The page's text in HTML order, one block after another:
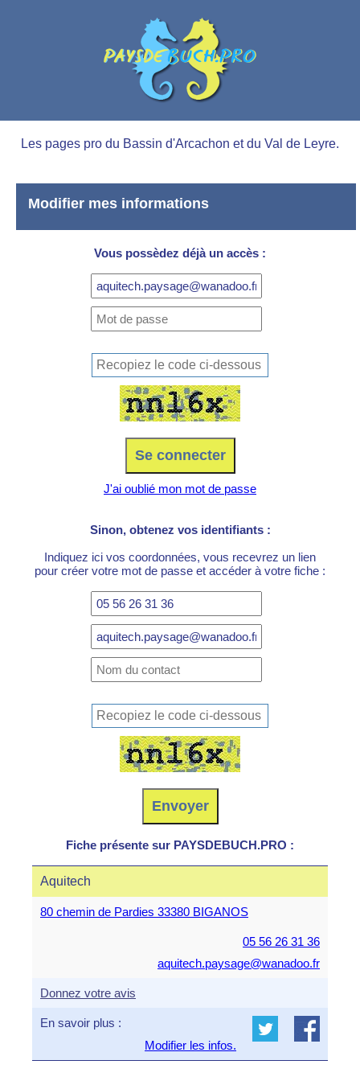
Les pages pro du Bassin d'Arcachon et du Val de Leyre.
Modifier mes informations
Vous possèdez déjà un accès :
J'ai oublié mon mot de passe
Sinon, obtenez vos identifiants :
Indiquez ici vos coordonnées, vous recevrez un lien
pour créer votre mot de passe et accéder à votre fiche :
Fiche présente sur PAYSDEBUCH.PRO :
Aquitech
80 chemin de Pardies 33380 BIGANOS
05 56 26 31 36
aquitech.paysage@wanadoo.fr
Donnez votre avis
En savoir plus :
Modifier les infos.